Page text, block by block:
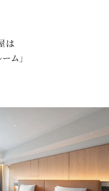
は
ム」